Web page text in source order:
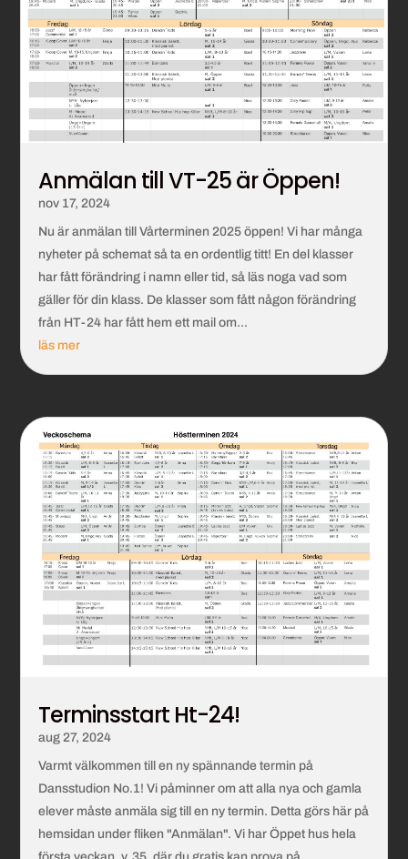
Anmälan till VT-25 är Öppen!
nov 17, 2024
Nu är anmälan till Vårterminen 2025 öppen! Vi har många
nyheter på schemat så ta en ordentlig titt! En del klasser
har fått förändring i namn eller tid, så läs noga vad som
gäller för din klass. De klasser som fått någon förändring
från HT-24 har fått hem ett mail om...
läs mer
Terminsstart Ht-24!
aug 27, 2024
Varmt välkommen till en ny spännande termin på
Dansstudion No.1! Vi påminner om att alla nya och gamla
elever måste anmäla sig till en ny termin. Detta görs här på
hemsidan under fliken "Anmälan". Vi har Öppet hus hela